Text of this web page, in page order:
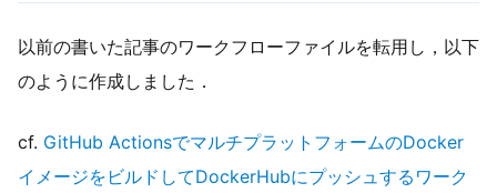
以前の書いた記事のワークフローファイルを転用し，以下
のように作成しました．
cf. GitHub ActionsでマルチプラットフォームのDocker
イメージをビルドしてDockerHubにプッシュするワーク